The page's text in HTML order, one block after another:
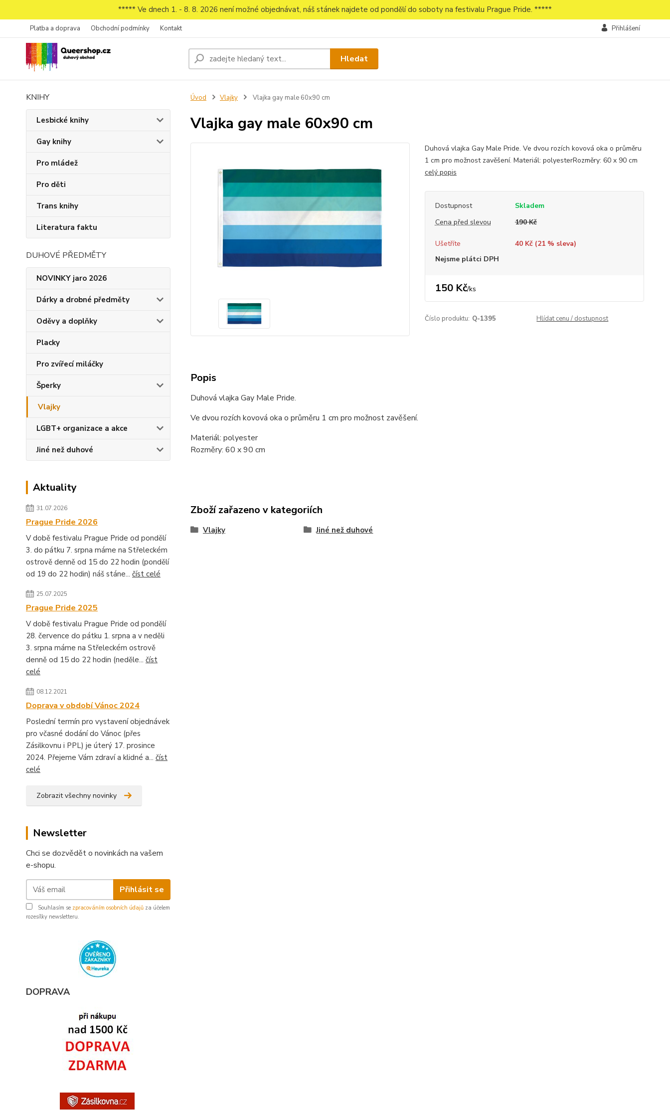
***** Ve dnech 1. - 8. 8. 2026 není možné objednávat, náš stánek najdete od pondělí do soboty na festivalu Prague Pride. *****
Platba a doprava Obchodní podmínky Kontakt Přihlášení
Hledat
KNIHY
Lesbické knihy
Gay knihy
Pro mládež
Pro děti
Trans knihy
Literatura faktu
DUHOVÉ PŘEDMĚTY
NOVINKY jaro 2026
Dárky a drobné předměty
Oděvy a doplňky
Placky
Pro zvířecí miláčky
Šperky
Vlajky
LGBT+ organizace a akce
Jiné než duhové
Aktuality
31.07.2026
Prague Pride 2026
V době festivalu Prague Pride od pondělí
3. do pátku 7. srpna máme na Střeleckém
ostrově denně od 15 do 22 hodin (pondělí
od 19 do 22 hodin) náš stáne... číst celé
25.07.2025
Prague Pride 2025
V době festivalu Prague Pride od pondělí
28. července do pátku 1. srpna a v neděli
3. srpna máme na Střeleckém ostrově
denně od 15 do 22 hodin (neděle... číst
celé
08.12.2021
Doprava v období Vánoc 2024
Poslední termín pro vystavení objednávek
pro včasné dodání do Vánoc (přes
Zásilkovnu i PPL) je úterý 17. prosince
2024. Přejeme Vám zdraví a klidné a... číst
celé
Zobrazit všechny novinky
Newsletter
Chci se dozvědět o novinkách na vašem
e-shopu.
Přihlásit se
Souhlasím se zpracováním osobních údajů za účelem
rozesílky newsletteru.
DOPRAVA
Úvod Vlajky Vlajka gay male 60x90 cm
Vlajka gay male 60x90 cm
Duhová vlajka Gay Male Pride. Ve dvou rozích kovová oka o průměru
1 cm pro možnost zavěšení. Materiál: polyesterRozměry: 60 x 90 cm
celý popis
Dostupnost
Skladem
Cena před slevou
190 Kč
Ušetříte 40 Kč (21% sleva)
Nejsme plátci DPH
150 Kč/ks
Číslo produktu: Q-1395 Hlídat cenu / dostupnost
Popis
Duhová vlajka Gay Male Pride.
Ve dvou rozích kovová oka o průměru 1 cm pro možnost zavěšení.
Materiál: polyester
Rozměry: 60 x 90 cm
Zboží zařazeno v kategoriích
Vlajky Jiné než duhové